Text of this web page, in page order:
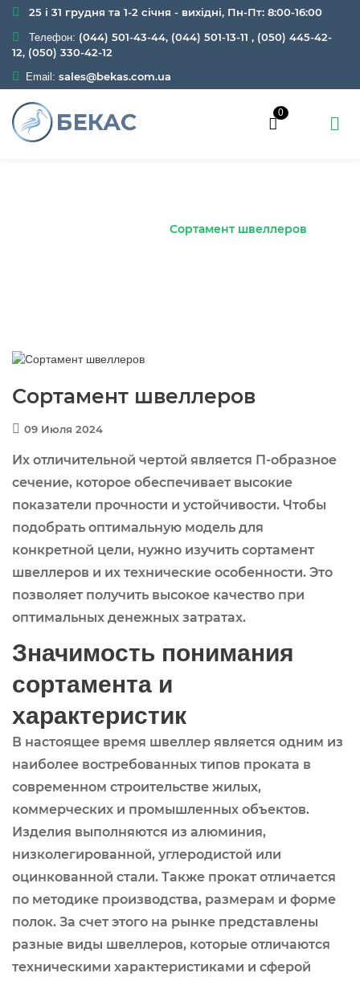
25 і 31 грудня та 1-2 січня - вихідні, Пн-Пт: 8:00-16:00
Телефон: (044) 501-43-44, (044) 501-13-11 , (050) 445-42-
12, (050) 330-42-12
Email: sales@bekas.com.ua
0
Сортамент швеллеров
Сортамент швеллеров
09 Июля 2024
Их отличительной чертой является П-образное
сечение, которое обеспечивает высокие
показатели прочности и устойчивости. Чтобы
подобрать оптимальную модель для
конкретной цели, нужно изучить сортамент
швеллеров и их технические особенности. Это
позволяет получить высокое качество при
оптимальных денежных затратах.
Значимость понимания
сортамента и
характеристик
В настоящее время швеллер является одним из
наиболее востребованных типов проката в
современном строительстве жилых,
коммерческих и промышленных объектов.
Изделия выполняются из алюминия,
низколегированной, углеродистой или
оцинкованной стали. Также прокат отличается
по методике производства, размерам и форме
полок. За счет этого на рынке представлены
разные виды швеллеров, которые отличаются
техническими характеристиками и сферой